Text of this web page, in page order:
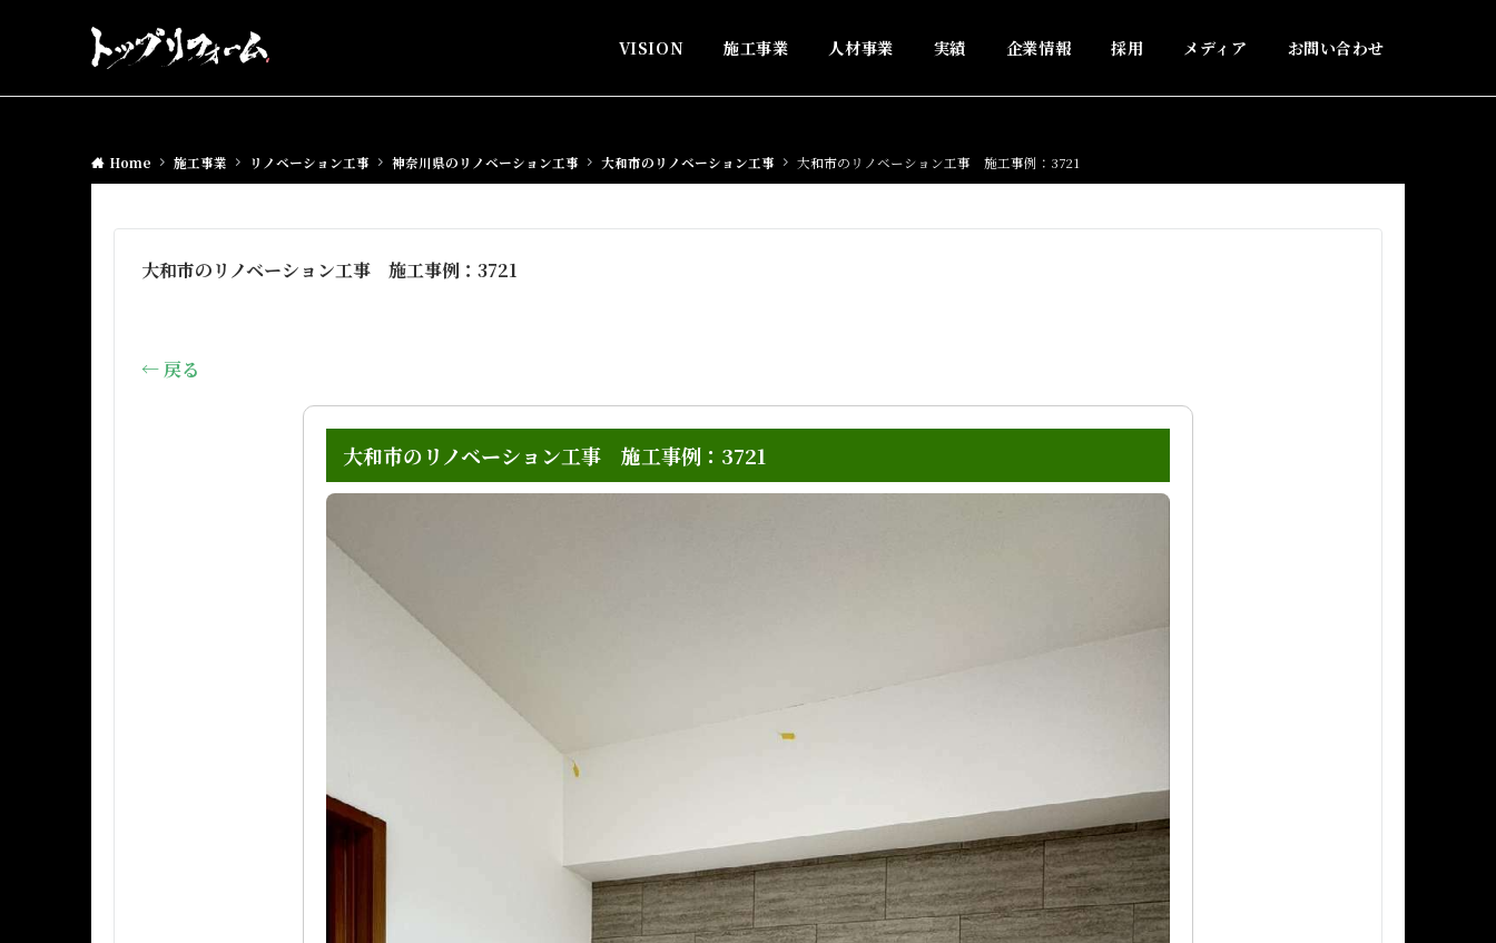
VISION 施工事業 人材事業 実績 企業情報 採用 メディア お問い合わせ
Home 施工事業 リノベーション工事 神奈川県のリノベーション工事 大和市のリノベーション工事 大和市のリノベーション工事 施工事例：3721
大和市のリノベーション工事 施工事例：3721
← 戻る
大和市のリノベーション工事 施工事例：3721